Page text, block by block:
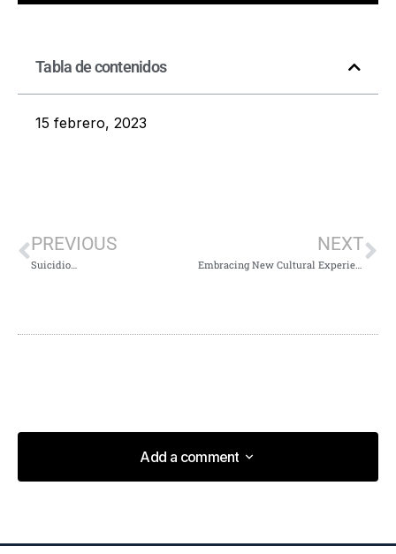
Tabla de contenidos
15 febrero, 2023
PREVIOUS
Suicidio…
NEXT
Embracing New Cultural Experiences as a Path to Growth
Add a comment
Add a comment
from it – thank you!